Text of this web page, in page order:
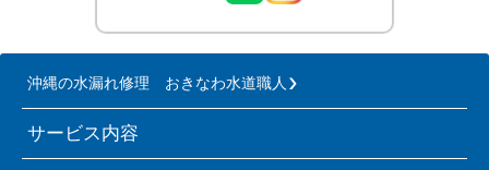
沖縄の水漏れ修理 おきなわ水道職人
サービス内容